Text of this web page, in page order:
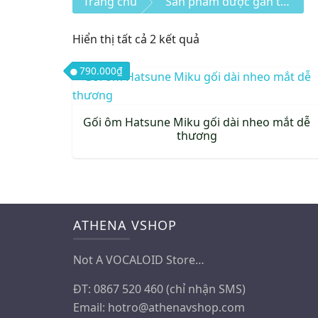
Hiển thị tất cả 2 kết quả
xếp
nhất
Gối ôm Hatsune Miku gối dài nheo mắt dễ
thương
790.000₫
ATHENA VSHOP
Not A VOCALOID Store…
ĐT: 0867 520 460 (chỉ nhận SMS)
Email: hotro@athenavshop.com